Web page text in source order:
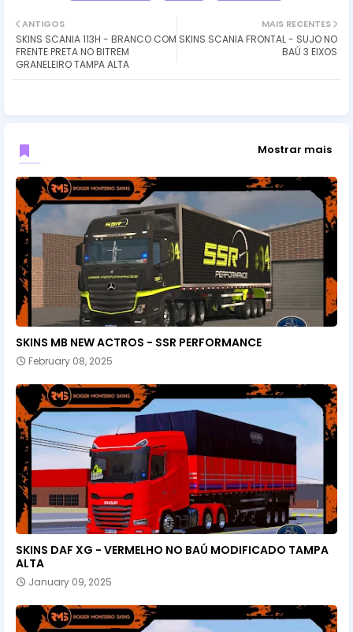
MAIS RECENTES
SKINS SCANIA FRONTAL - SUJO NO
BAÚ 3 EIXOS
ANTIGOS
SKINS SCANIA 113H - BRANCO COM
FRENTE PRETA NO BITREM
GRANELEIRO TAMPA ALTA
Mostrar mais
SKINS MB NEW ACTROS - SSR PERFORMANCE
February 08, 2025
SKINS DAF XG - VERMELHO NO BAÚ MODIFICADO TAMPA
ALTA
January 09, 2025